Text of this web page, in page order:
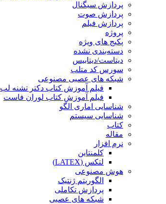
پردازش سیگنال
پردازش صوت
پردازش فیلم
پروژه
پکیج های ویژه
دسته‌بندی نشده
دیتاست/دیتابیس
سورس کد متلب
شبکه های عصبی مصنوعی
فیلم آموزش کتاب دکتر تشنه لب
فیلم آموزش کتاب لوران فاست
شناسایی اماری الگو
شناسایی سیستم
کتاب
مقاله
نرم افزار
کلمنتاین
لتکس (LATEX)
هوش مصنوعی
الگوریتم ژنتیک
پردازش تکاملی
شبکه های عصبی